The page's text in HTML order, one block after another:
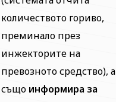
количеството гориво,
преминало през
инжекторите на
превозното средство), а
също информира за